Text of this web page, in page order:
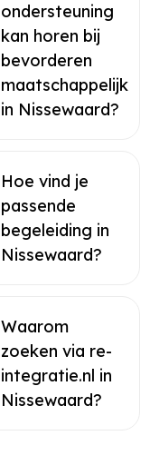
ondersteuning
kan horen bij
bevorderen
maatschappelijk
in Nissewaard?
Hoe vind je
passende
begeleiding in
Nissewaard?
Waarom
zoeken via re-
integratie.nl in
Nissewaard?